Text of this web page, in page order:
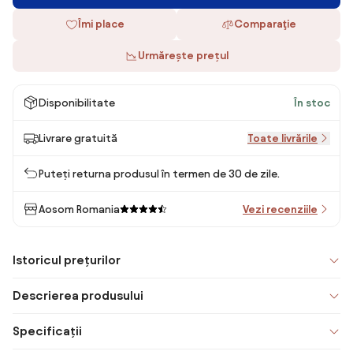
Îmi place Comparaţie
Urmărește prețul
Disponibilitate În stoc
Livrare gratuită Toate livrările
Puteți returna produsul în termen de 30 de zile.
Aosom Romania Vezi recenziile
Istoricul prețurilor
Descrierea produsului
Specificații